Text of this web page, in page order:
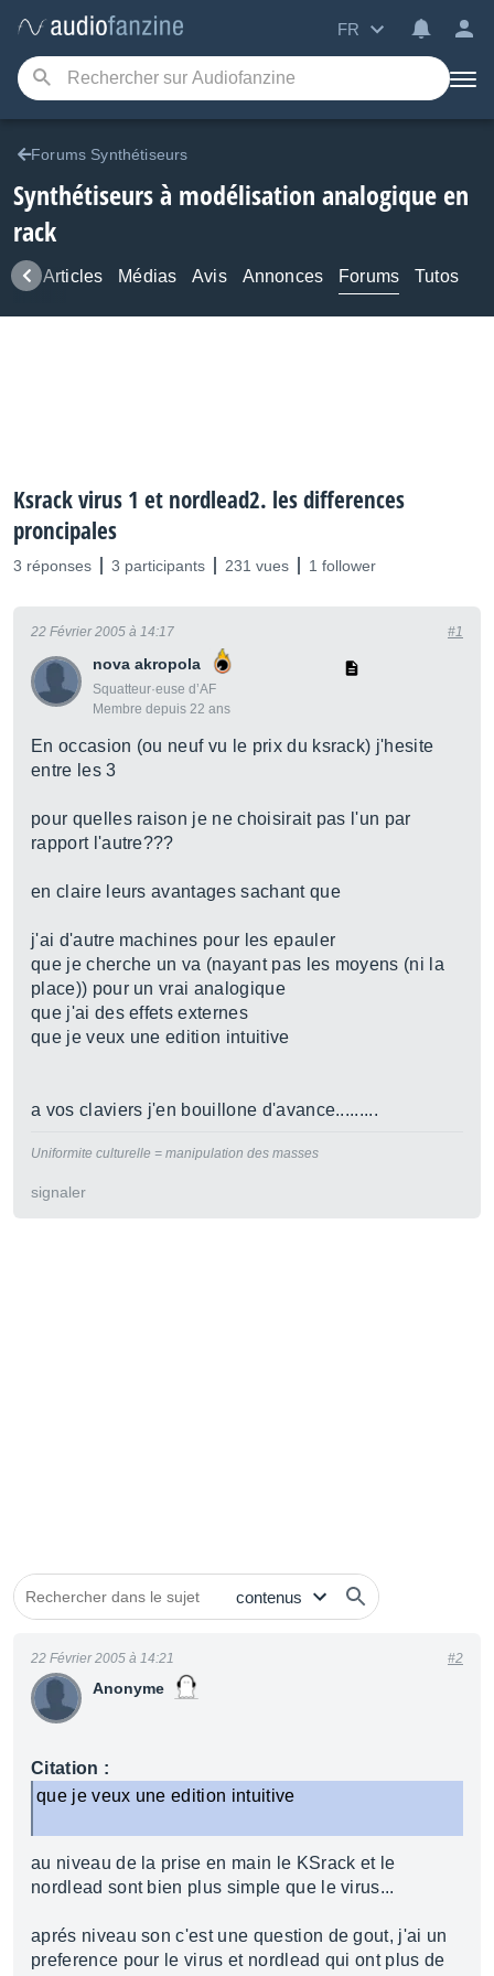
FR
Forums Synthétiseurs
Synthétiseurs à modélisation analogique en
rack
Articles Médias Avis Annonces Forums Tutos
Ksrack virus 1 et nordlead2. les differences
proncipales
3 réponses 3 participants 231 vues 1 follower
nova akropola
Squatteur·euse d’AF
Membre depuis 22 ans
22 Février 2005 à 14:17 #1
En occasion (ou neuf vu le prix du ksrack) j'hesite
entre les 3
pour quelles raison je ne choisirait pas l'un par
rapport l'autre???
en claire leurs avantages sachant que
j'ai d'autre machines pour les epauler
que je cherche un va (nayant pas les moyens (ni la
place)) pour un vrai analogique
que j'ai des effets externes
que je veux une edition intuitive
a vos claviers j'en bouillone d'avance.........
Uniformite culturelle = manipulation des masses
signaler
Anonyme
22 Février 2005 à 14:21 #2
Citation :
que je veux une edition intuitive
au niveau de la prise en main le KSrack et le
nordlead sont bien plus simple que le virus...
aprés niveau son c'est une question de gout, j'ai un
preference pour le virus et nordlead qui ont plus de